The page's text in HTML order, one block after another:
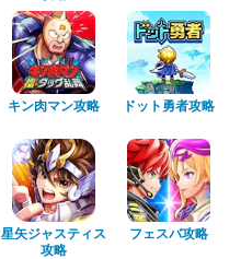
キン肉マン攻略 ドット勇者攻略
星矢ジャスティス
攻略
フェスバ攻略